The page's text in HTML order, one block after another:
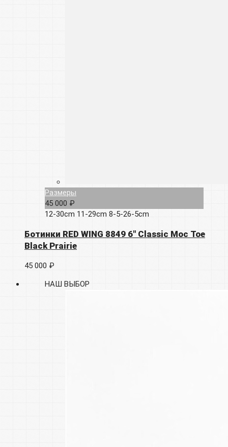
Размеры
45 000 ₽
12-30cm 11-29cm 8-5-26-5cm
Ботинки RED WING 8849 6″ Classic Moc Toe
Black Prairie
45 000 ₽
НАШ ВЫБОР